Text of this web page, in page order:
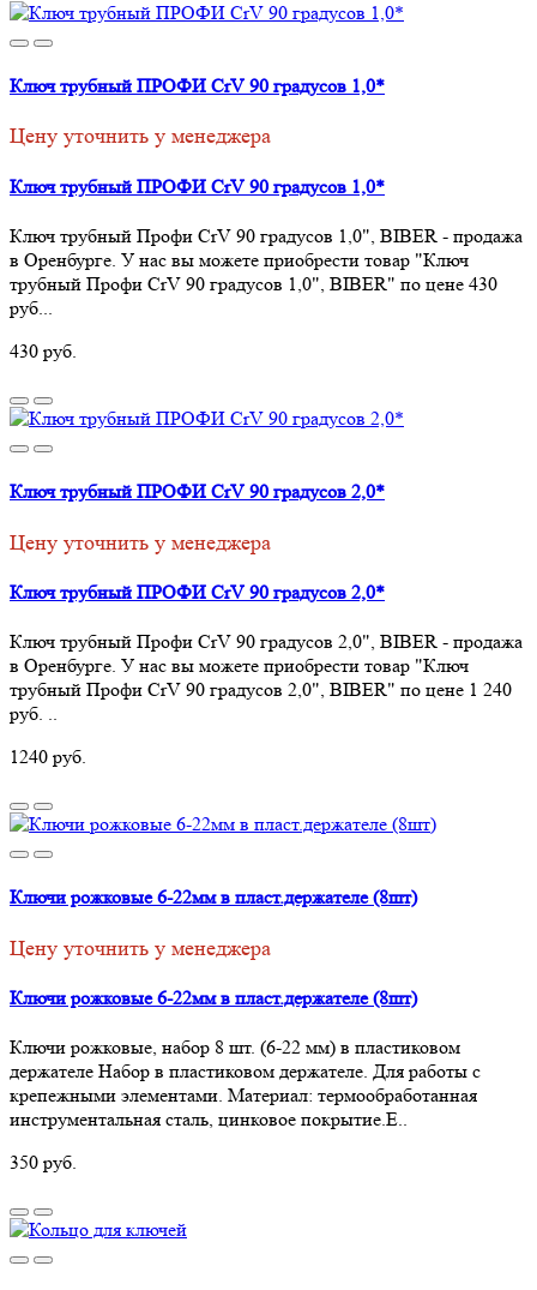
Ключ трубный ПРОФИ CrV 90 градусов 1,0*
Цену уточнить у менеджера
Ключ трубный ПРОФИ CrV 90 градусов 1,0*
Ключ трубный Профи CrV 90 градусов 1,0", BIBER - продажа
в Оренбурге. У нас вы можете приобрести товар "Ключ
трубный Профи CrV 90 градусов 1,0", BIBER" по цене 430
руб...
430 руб.
Ключ трубный ПРОФИ CrV 90 градусов 2,0*
Цену уточнить у менеджера
Ключ трубный ПРОФИ CrV 90 градусов 2,0*
Ключ трубный Профи CrV 90 градусов 2,0", BIBER - продажа
в Оренбурге. У нас вы можете приобрести товар "Ключ
трубный Профи CrV 90 градусов 2,0", BIBER" по цене 1 240
руб. ..
1240 руб.
Ключи рожковые 6-22мм в пласт.держателе (8шт)
Цену уточнить у менеджера
Ключи рожковые 6-22мм в пласт.держателе (8шт)
Ключи рожковые, набор 8 шт. (6-22 мм) в пластиковом
держателе Набор в пластиковом держателе. Для работы с
крепежными элементами. Материал: термообработанная
инструментальная сталь, цинковое покрытие.Е..
350 руб.